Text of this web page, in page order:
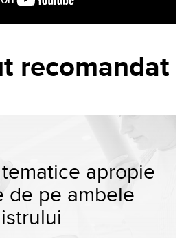
recomandat
apropie
de pe ambele